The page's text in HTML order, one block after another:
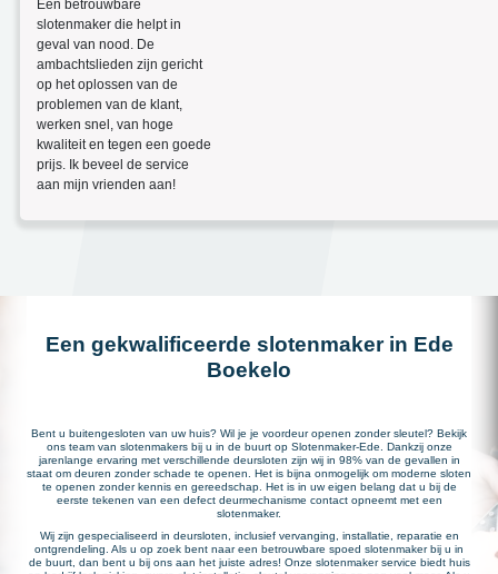
Een betrouwbare
slotenmaker die helpt in
geval van nood. De
ambachtslieden zijn gericht
op het oplossen van de
problemen van de klant,
werken snel, van hoge
kwaliteit en tegen een goede
prijs. Ik beveel de service
aan mijn vrienden aan!
Een gekwalificeerde slotenmaker in Ede
Boekelo
Bent u buitengesloten van uw huis? Wil je je voordeur openen zonder sleutel? Bekijk
ons team van slotenmakers bij u in de buurt op Slotenmaker-Ede. Dankzij onze
jarenlange ervaring met verschillende deursloten zijn wij in 98% van de gevallen in
staat om deuren zonder schade te openen. Het is bijna onmogelijk om moderne sloten
te openen zonder kennis en gereedschap. Het is in uw eigen belang dat u bij de
eerste tekenen van een defect deurmechanisme contact opneemt met een
slotenmaker.
Wij zijn gespecialiseerd in deursloten, inclusief vervanging, installatie, reparatie en
ontgrendeling. Als u op zoek bent naar een betrouwbare spoed slotenmaker bij u in
de buurt, dan bent u bij ons aan het juiste adres! Onze slotenmaker service biedt huis